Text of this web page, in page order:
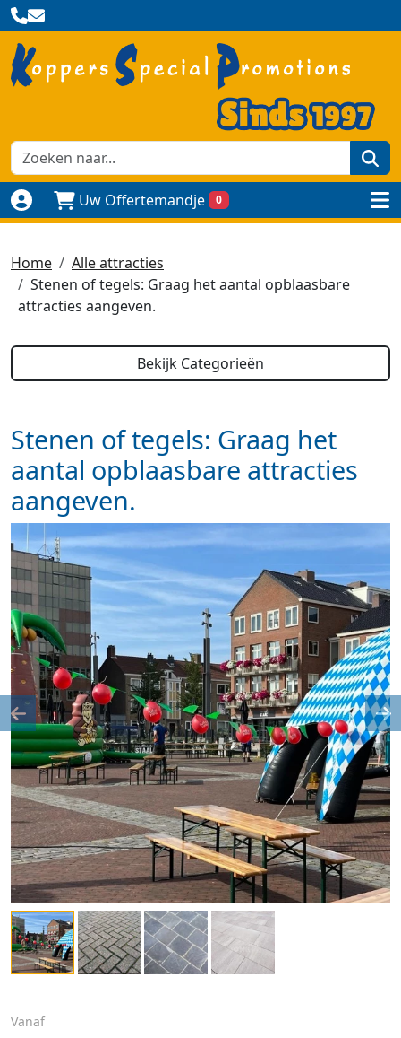
Naar login paginaUw Offertemandje 0
Home
Alle attracties
Stenen of tegels: Graag het aantal opblaasbare
attracties aangeven.
Bekijk Categorieën
Stenen of tegels: Graag het
aantal opblaasbare attracties
aangeven.
Vanaf
Previous